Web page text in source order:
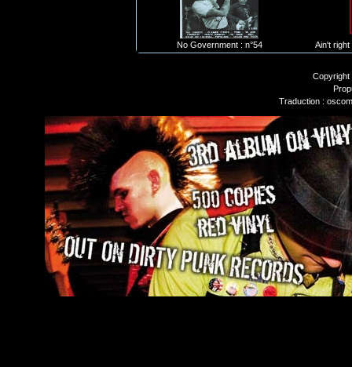
No Government : n°54 Ain't
Traduction :